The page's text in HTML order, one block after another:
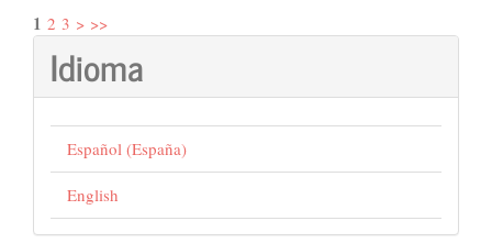
1 2 3 > >>
Idioma
Español (España)
English